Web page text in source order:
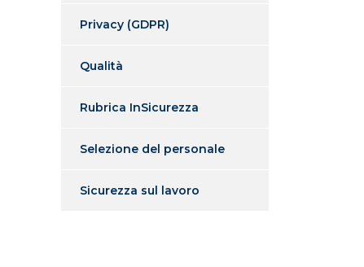
Privacy (GDPR)
Qualità
Rubrica InSicurezza
Selezione del personale
Sicurezza sul lavoro